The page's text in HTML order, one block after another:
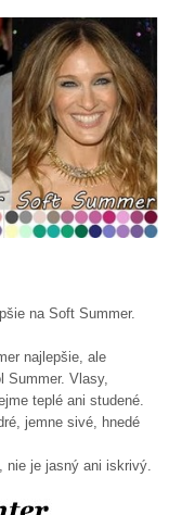
na Soft Summer.
najlepšie, ale
Summer. Vlasy,
teplé ani studené.
jemne sivé, hnedé
je jasný ani iskrivý.